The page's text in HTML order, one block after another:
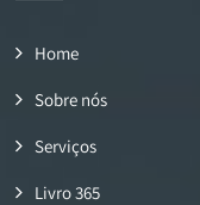
Home
Sobre nós
Serviços
Livro 365